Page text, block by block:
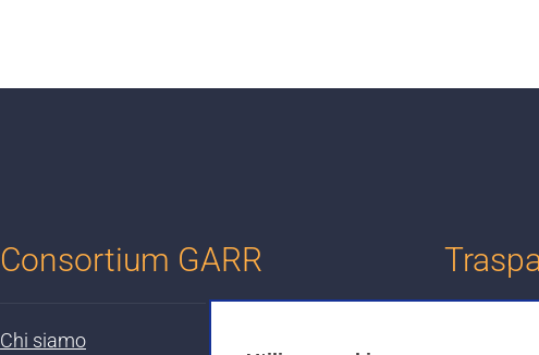
Consortium GARR
Chi siamo